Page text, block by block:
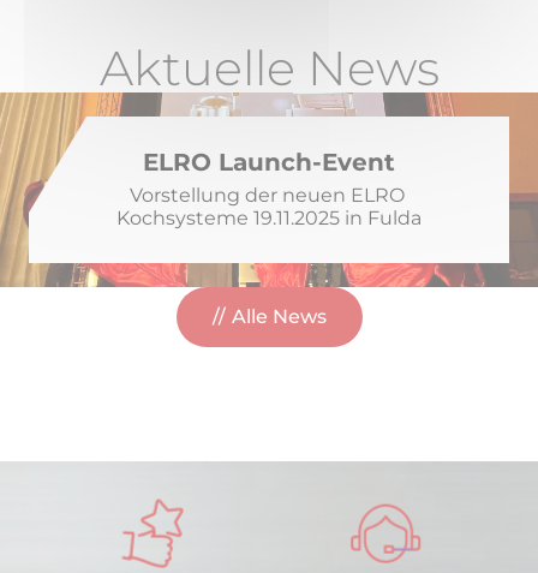
Aktuelle News
ELRO Launch-Event
Vorstellung der neuen ELRO
Kochsysteme 19.11.2025 in Fulda
Alle News